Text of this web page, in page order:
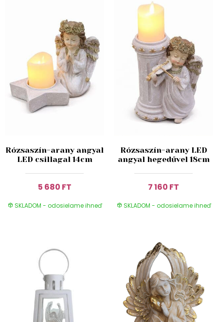
Rózsaszín-arany angyal
LED csillagal 14cm
5 680 FT
SKLADOM - odosielame ihneď
Rózsaszín-arany LED
angyal hegedűvel 18cm
7 160 FT
SKLADOM - odosielame ihneď